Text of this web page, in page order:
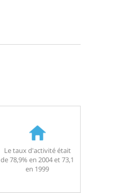
Le taux d'activité était
de 78,9% en 2004 et 73,1
en 1999